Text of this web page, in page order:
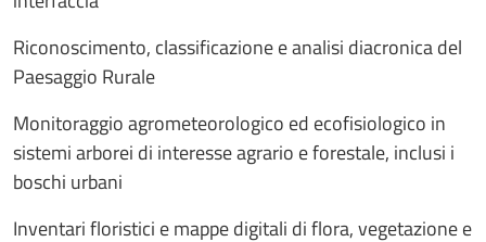
Riconoscimento, classificazione e analisi diacronica del
Paesaggio Rurale
Monitoraggio agrometeorologico ed ecofisiologico in
sistemi arborei di interesse agrario e forestale, inclusi i
boschi urbani
Inventari floristici e mappe digitali di flora, vegetazione e